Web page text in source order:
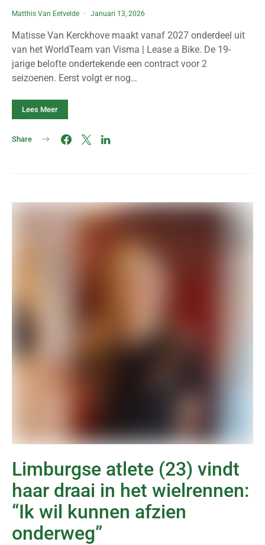
Matthis Van Eetvelde Januari 13, 2026
Matisse Van Kerckhove maakt vanaf 2027 onderdeel uit
van het WorldTeam van Visma | Lease a Bike. De 19-
jarige belofte ondertekende een contract voor 2
seizoenen. Eerst volgt er nog…
Lees Meer
Share
Limburgse atlete (23) vindt
haar draai in het wielrennen:
“Ik wil kunnen afzien
onderweg”